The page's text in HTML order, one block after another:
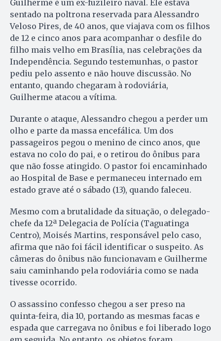
Guilherme é um ex-fuzileiro naval. Ele estava
sentado na poltrona reservada para Alessandro
Veloso Pires, de 40 anos, que viajava com os filhos
de 12 e cinco anos para acompanhar o desfile do
filho mais velho em Brasília, nas celebrações da
Independência. Segundo testemunhas, o pastor
pediu pelo assento e não houve discussão. No
entanto, quando chegaram à rodoviária,
Guilherme atacou a vítima.
Durante o ataque, Alessandro chegou a perder um
olho e parte da massa encefálica. Um dos
passageiros pegou o menino de cinco anos, que
estava no colo do pai, e o retirou do ônibus para
que não fosse atingido. O pastor foi encaminhado
ao Hospital de Base e permaneceu internado em
estado grave até o sábado (13), quando faleceu.
Mesmo com a brutalidade da situação, o delegado-
chefe da 12ª Delegacia de Polícia (Taguatinga
Centro), Moisés Martins, responsável pelo caso,
afirma que não foi fácil identificar o suspeito. As
câmeras do ônibus não funcionavam e Guilherme
saiu caminhando pela rodoviária como se nada
tivesse ocorrido.
O assassino confesso chegou a ser preso na
quinta-feira, dia 10, portando as mesmas facas e
espada que carregava no ônibus e foi liberado logo